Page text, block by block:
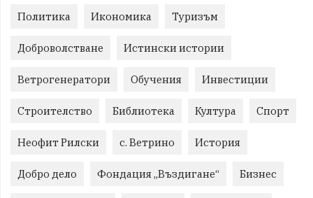
Политика Икономика Туризъм
Доброволстване Истински истории
Ветрогенератори Обучения Инвестиции
Строителство Библиотека Култура Спорт
Неофит Рилски с. Ветрино История
Добро дело Фондация „Въздигане“ Бизнес